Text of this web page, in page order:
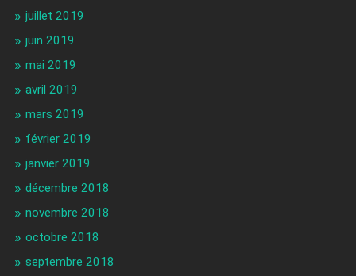
juillet 2019
juin 2019
mai 2019
avril 2019
mars 2019
février 2019
janvier 2019
décembre 2018
novembre 2018
octobre 2018
septembre 2018